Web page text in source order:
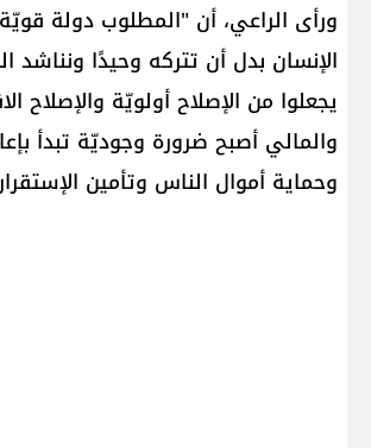
ورأى الراعي، أن "المطلوب دولة
الإنسان بدل أن تتركه وحيدًا
يجعلوا من الإصلاح أولويّة والإصلاح
والمالي أصبح ضرورة وجوديّة تبدأ
وحماية أموال الناس وتأمين